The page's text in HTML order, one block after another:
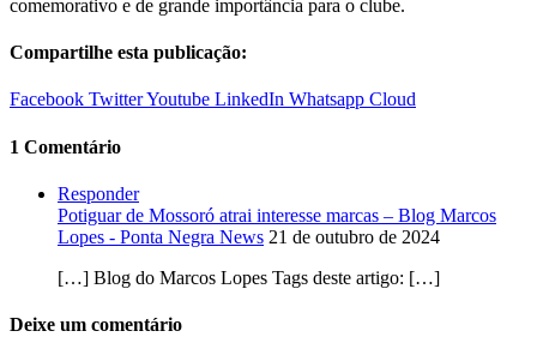
comemorativo e de grande importância para o clube.
Compartilhe esta publicação:
Facebook TwitterYoutube LinkedIn Whatsapp Cloud
1 Comentário
Responder
Potiguar de Mossoró atrai interesse marcas – Blog Marcos
Lopes - Ponta Negra News 21 de outubro de 2024
[…] Blog do Marcos Lopes Tags deste artigo: […]
Deixe um comentário